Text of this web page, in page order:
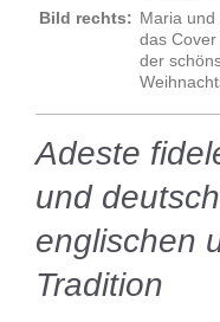
Bild rechts: Maria und
das
der
Adeste
und
englischen
Tradition